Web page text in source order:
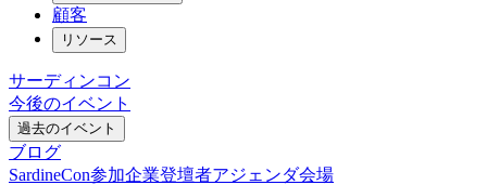
顧客
リソース
サーディンコン
今後のイベント
過去のイベント
ブログ
SardineCon参加企業登壇者アジェンダ会場